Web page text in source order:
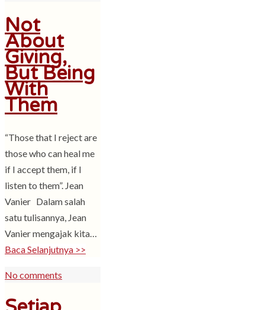
Not
About
Giving,
But Being
With
Them
“Those that I reject are
those who can heal me
if I accept them, if I
listen to them”. Jean
Vanier Dalam salah
satu tulisannya, Jean
Vanier mengajak kita…
Baca Selanjutnya >>
No comments